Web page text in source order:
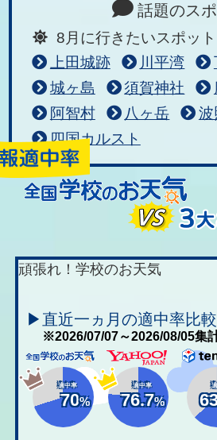
話題のス
8月に行きたいスポット
上田城跡
川平湾
城ヶ島
須賀神社
阿智村
八ヶ岳
波
四国カルスト
頑張れ！学校のお天気
▶直近一ヵ月の適中率比較
※2026/07/07～2026/08/05集
適中率
70%
適中率
76.7%